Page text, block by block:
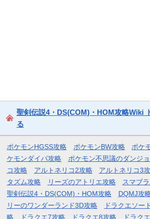
聖剣伝説4・DS(COM)・HOM攻略Wiki
る
ポケモンHGSS攻略 ポケモンBW攻略 ポケ
ケモンダイパ攻略
ポケモン不思議のダンジ
コ攻略
アルトネリコ2攻略 アルトネリコ3
タズム攻略
リーズのアトリエ攻略 スマブ
聖剣伝説4・DS(COM)・HOM攻略
DQMJ攻
リーのワンダーランド3D攻略
ドラクエソー
略
ドラクエ7攻略 ドラクエ8攻略 ドラク